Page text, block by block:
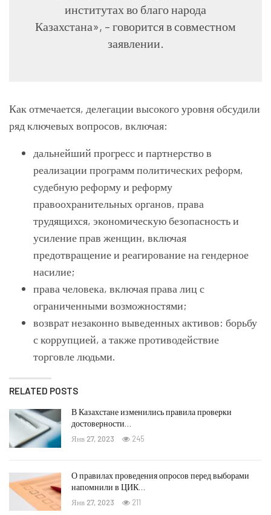
институтах во благо народа
Казахстана», – говорится в совместном
заявлении.
Как отмечается, делегации высокого уровня обсудили
ряд ключевых вопросов, включая:
дальнейший прогресс и партнерство в
реализации программ политических реформ,
судебную реформу и реформу
правоохранительных органов, права
трудящихся, экономическую безопасность и
усиление прав женщин, включая
предотвращение и реагирование на гендерное
насилие;
права человека, включая права лиц с
ограниченными возможностями;
возврат незаконно выведенных активов: борьбу
с коррупцией, а также противодействие
торговле людьми.
RELATED POSTS
В Казахстане изменились правила проверки
достоверности…
Янв 27, 2023 245
О правилах проведения опросов перед выборами
напомнили в ЦИК…
Янв 27, 2023 211